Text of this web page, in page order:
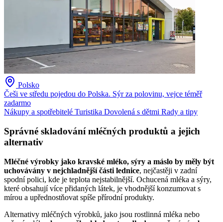
Polsko
Češi ve středu pojedou do Polska. Sýr za polovinu, vejce téměř
zadarmo
Nákupy a spotřebitelé Turistika Dovolená s dětmi Rady a tipy
Správné skladování mléčných produktů a jejich
alternativ
Mléčné výrobky jako kravské mléko, sýry a máslo by měly být
uchovávány v nejchladnější části lednice, nejčastěji v zadní
spodní polici, kde je teplota nejstabilnější. Ochucená mléka a sýry,
které obsahují více přidaných látek, je vhodnější konzumovat s
mírou a upřednostňovat spíše přírodní produkty.
Alternativy mléčných výrobků, jako jsou rostlinná mléka nebo